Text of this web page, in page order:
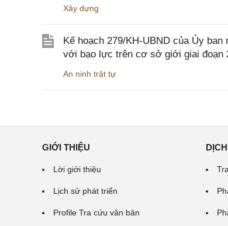
Xây dựng
Kế hoạch 279/KH-UBND của Ủy
với bạo lực trên cơ sở giới giai đoạn
An ninh trật tự
GIỚI THIỆU
Lời giới thiệu
Lịch sử phát triển
Profile Tra cứu văn bản